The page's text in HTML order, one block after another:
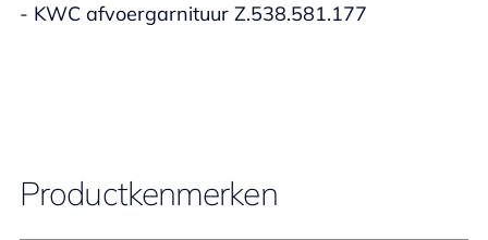
- KWC afvoergarnituur Z.538.581.177
Productkenmerken